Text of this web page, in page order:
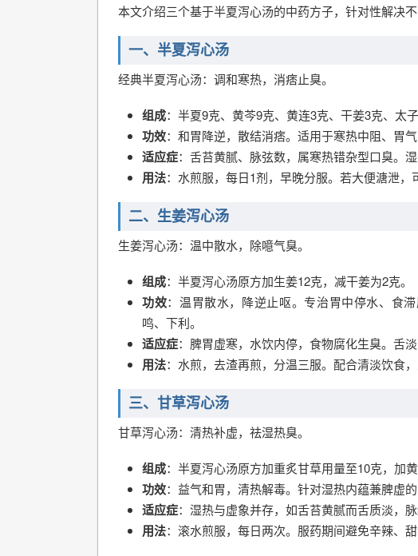
本文介绍三个基于半夏泻心汤的中药方子，针对性解决不
一、半夏泻心汤
经典半夏泻心汤：调和寒热，消痞止臭。
组成：半夏9克、黄芩9克、黄连3克、干姜3克、太
功效：和胃降逆，散结消痞。适用于寒热中阻、胃
适应症：舌苔黄腻、脉弦数，属寒热错杂型口臭。
用法：水煎服，每日1剂，早晚分服。若大便溏泄，
二、生姜泻心汤
生姜泻心汤：温中散水，除噫气臭。
组成：半夏泻心汤原方加生姜12克，减干姜为2克。
功效：温胃散水，降逆止呕。专治胃中停水、食
鸣、下利。
适应症：脾胃虚寒，水饮内停，食物腐化生臭。舌淡
用法：水煎，去渣再煎，分温三服。配合清淡饮食，
三、甘草泻心汤
甘草泻心汤：清热补虚，祛湿热臭。
组成：半夏泻心汤原方加重炙甘草用量至10克，加黄
功效：益气和胃，清热解毒。针对湿热内蕴兼脾虚
适应症：湿热与虚象并存，如舌苔黄腻而舌质淡，
用法：滚水煎服，每日两次。服药期间避免辛辣、甜